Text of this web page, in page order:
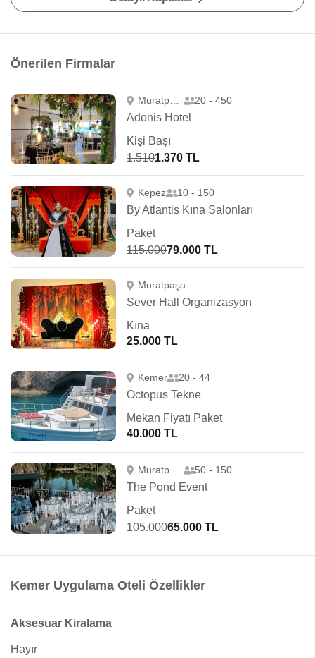
Önerilen Firmalar
Muratpaşa 20 - 450
Adonis Hotel
Kişi Başı
1.5101.370 TL
Kepez 10 - 150
By Atlantis Kına Salonları
Paket
115.00079.000 TL
Muratpaşa
Sever Hall Organizasyon
Kına
25.000 TL
Kemer 20 - 44
Octopus Tekne
Mekan Fiyatı Paket
40.000 TL
Muratpaşa 50 - 150
The Pond Event
Paket
105.00065.000 TL
Kemer Uygulama Oteli Özellikler
Aksesuar Kiralama
Hayır